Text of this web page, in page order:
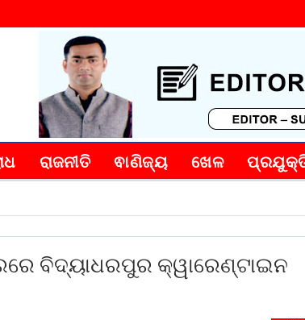
ରାଜନୀତି ଵାଣିଜ୍ୟ ଖେଳ
ବିଦ୍ୟାଧରପୁର କ୍ୱାରେଣ୍ଟାଇନ